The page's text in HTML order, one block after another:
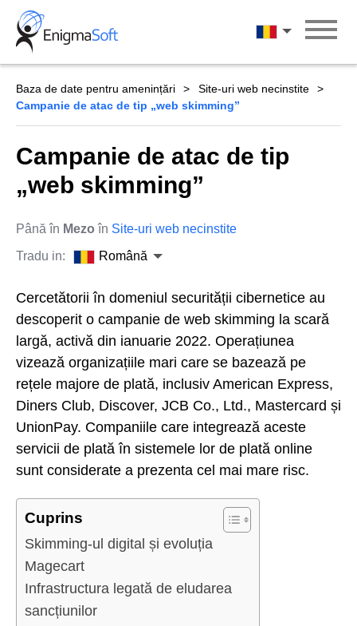
Skip
content
Română
Baza de date pentru amenințări
Site-uri web necinstite
Campanie de atac de tip „web skimming”
Campanie de atac de tip
„web skimming”
Până în Mezo în Site-uri web necinstite
Tradu in:
Română
Cercetătorii în domeniul securității cibernetice au
descoperit o campanie de web skimming la scară
largă, activă din ianuarie 2022. Operațiunea
vizează organizațiile mari care se bazează pe
rețele majore de plată, inclusiv American Express,
Diners Club, Discover, JCB Co., Ltd., Mastercard și
UnionPay. Companiile care integrează aceste
servicii de plată în sistemele lor de plată online
sunt considerate a prezenta cel mai mare risc.
Cuprins
Skimming-ul digital și evoluția
Magecart
Infrastructura legată de eludarea
sancțiunilor